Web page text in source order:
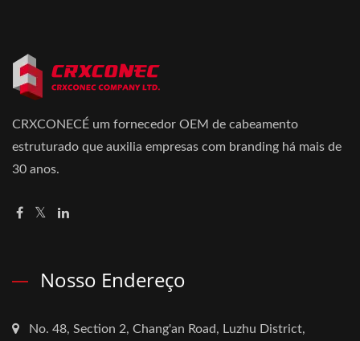
CRXCONECÉ um fornecedor OEM de cabeamento
estruturado que auxilia empresas com branding há mais de
30 anos.
Nosso Endereço
No. 48, Section 2, Chang'an Road, Luzhu District,